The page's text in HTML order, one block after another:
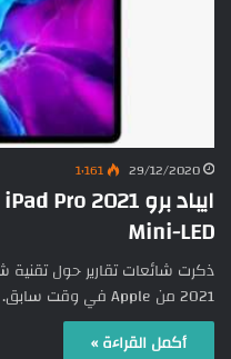
29/12/2020 1٬161
Mini-LED
2021 من Apple في وقت سابق. وأيضًا قبل شهرين…
أكمل القراءة »